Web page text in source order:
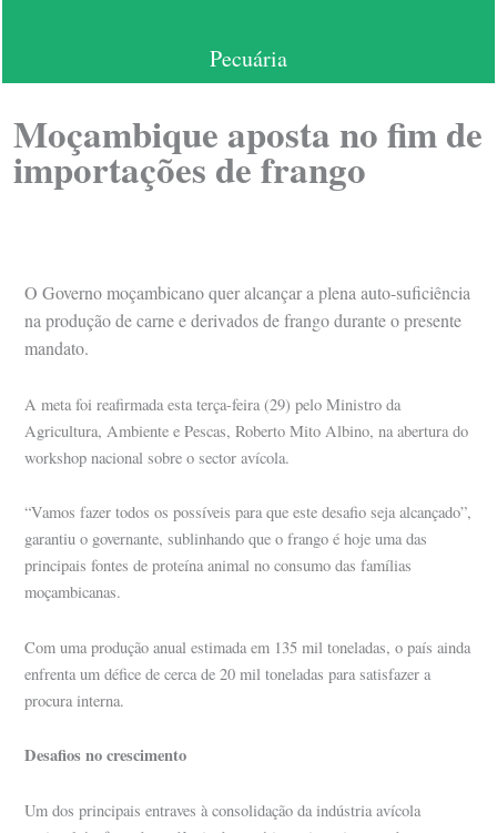
Pecuária
Moçambique aposta no fim de
importações de frango
O Governo moçambicano quer alcançar a plena auto-suficiência
na produção de carne e derivados de frango durante o presente
mandato.
A meta foi reafirmada esta terça-feira (29) pelo Ministro da
Agricultura, Ambiente e Pescas, Roberto Mito Albino, na abertura do
workshop nacional sobre o sector avícola.
“Vamos fazer todos os possíveis para que este desafio seja alcançado”,
garantiu o governante, sublinhando que o frango é hoje uma das
principais fontes de proteína animal no consumo das famílias
moçambicanas.
Com uma produção anual estimada em 135 mil toneladas, o país ainda
enfrenta um défice de cerca de 20 mil toneladas para satisfazer a
procura interna.
Desafios no crescimento
Um dos principais entraves à consolidação da indústria avícola